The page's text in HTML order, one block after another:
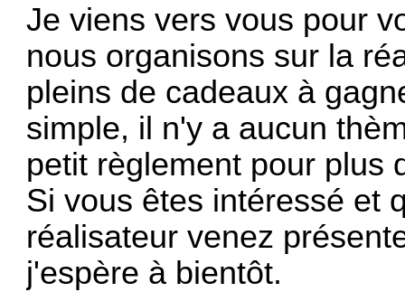
Je viens vers vous pour
nous organisons sur la
pleins de cadeaux à
simple, il n'y a aucun
petit règlement pour plus
Si vous êtes intéressé et
réalisateur venez
j'espère à bientôt.